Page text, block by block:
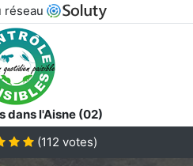
réseau
dans l'Aisne (02)
(112 votes)